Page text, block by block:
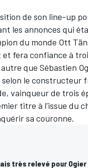
de son line-up
les annonces qui
du monde Ott
fera confiance à
que Sébastien
le constructeur
vainqueur de trois
titre à l'issue du
sa couronne.
très relevé pour Ogier